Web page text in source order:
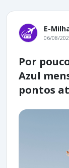
E-
06/08/
Por
Azul
pontos